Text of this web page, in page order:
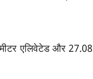
एलिवेटेड और 27.08